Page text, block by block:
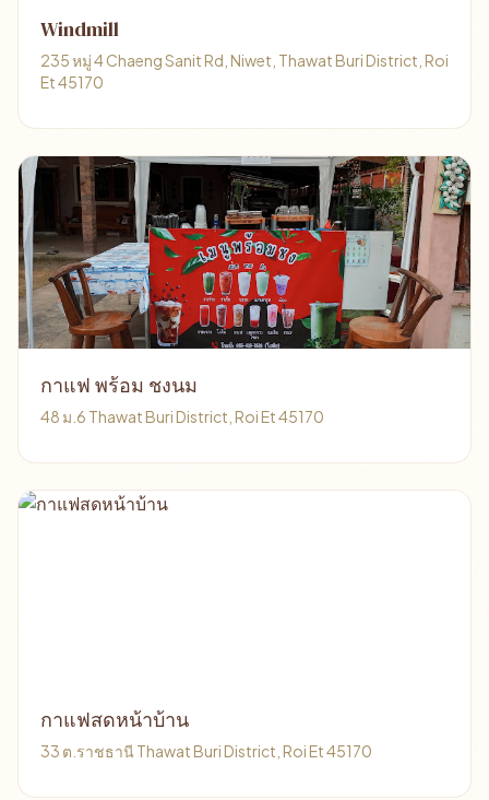
Windmill
235 หมู่ 4 Chaeng Sanit Rd, Niwet, Thawat Buri District, Roi
Et 45170
กาแฟ พร้อม ชงนม
48 ม.6 Thawat Buri District, Roi Et 45170
กาแฟสดหน้าบ้าน
33 ต.ราชธานี Thawat Buri District, Roi Et 45170